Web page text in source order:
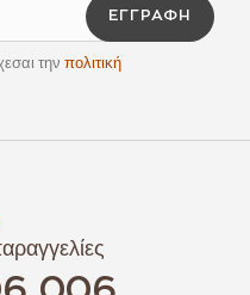
ΕΓΓΡΑΦΉ
την πολιτική